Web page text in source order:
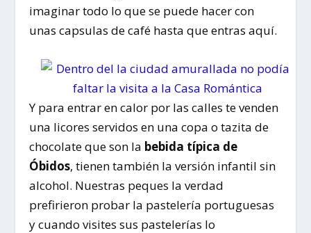
imaginar todo lo que se puede hacer con
unas capsulas de café hasta que entras aquí.
Y para entrar en calor por las calles te venden
una licores servidos en una copa o tazita de
chocolate que son la bebida típica de
Óbidos, tienen también la versión infantil sin
alcohol. Nuestras peques la verdad
prefirieron probar la pastelería portuguesas
y cuando visites sus pastelerías lo